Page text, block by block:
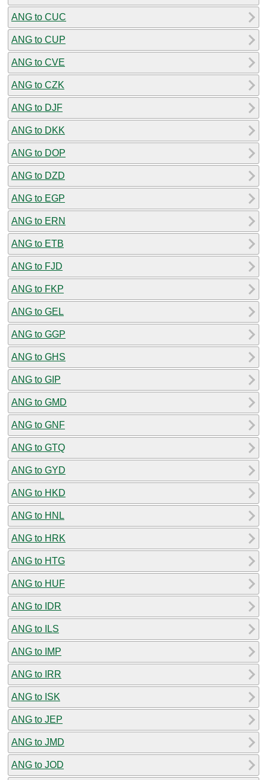
ANG to CUC
ANG to CUP
ANG to CVE
ANG to CZK
ANG to DJF
ANG to DKK
ANG to DOP
ANG to DZD
ANG to EGP
ANG to ERN
ANG to ETB
ANG to FJD
ANG to FKP
ANG to GEL
ANG to GGP
ANG to GHS
ANG to GIP
ANG to GMD
ANG to GNF
ANG to GTQ
ANG to GYD
ANG to HKD
ANG to HNL
ANG to HRK
ANG to HTG
ANG to HUF
ANG to IDR
ANG to ILS
ANG to IMP
ANG to IRR
ANG to ISK
ANG to JEP
ANG to JMD
ANG to JOD